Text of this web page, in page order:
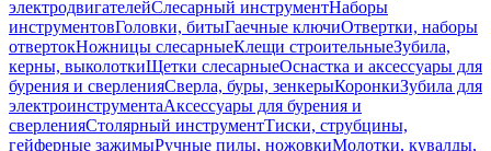
электродвигателейСлесарный инструментНаборы
инструментовГоловки, битыГаечные ключиОтвертки, наборы
отвертокНожницы слесарныеКлещи строительныеЗубила,
керны, выколоткиЩетки слесарныеОснастка и аксессуары для
бурения и сверленияСверла, буры, зенкерыКоронкиЗубила для
электроинструментаАксессуары для бурения и
сверленияСтолярный инструментТиски, струбцины,
гейферные зажимыРучные пилы, ножовкиМолотки, кувалды,